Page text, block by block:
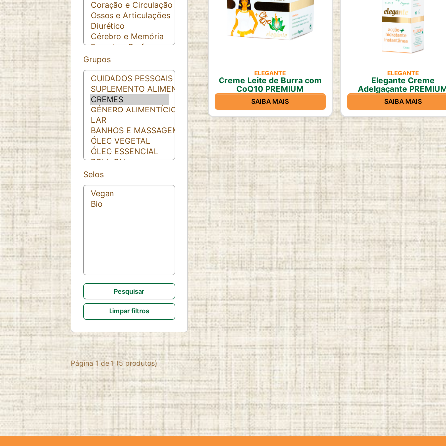
Grupos
Selos
Limpar filtros
ELEGANTE
Creme Leite de Burra com
CoQ10 PREMIUM
SAIBA MAIS
ELEGANTE
Elegante Creme
Adelgaçante
SAIBA MAIS
Página 1 de 1 (5 produtos)
ESTATISTICAS
Cookies de estatísticasrecolhem informação de
forma anónima. Estes dados ajudam-nos a
compreender como os visitantes utilizam o nosso
website.
Google Analytics
Name:
_ga, _ga_*
Google LLC
Purpose:
Análise estatística anónima da
utilização do website
Cookie
duration:
2 anos